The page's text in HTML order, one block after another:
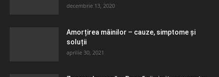
decembrie 13, 2020
Amorțirea mâinilor – cauze, simptome și
soluții
aprilie 30, 2021